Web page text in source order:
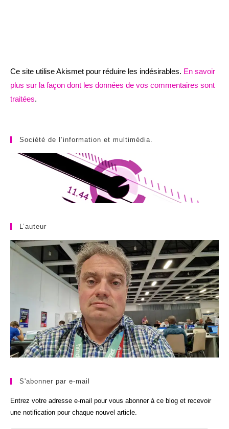
Ce site utilise Akismet pour réduire les indésirables. En savoir
plus sur la façon dont les données de vos commentaires sont
traitées.
Société de l’information et multimédia.
L’auteur
S'abonner par e-mail
Entrez votre adresse e-mail pour vous abonner à ce blog et recevoir
une notification pour chaque nouvel article.